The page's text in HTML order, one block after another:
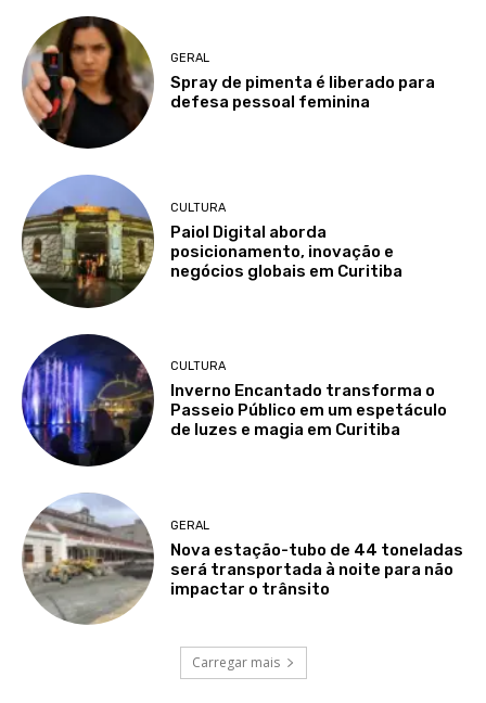
GERAL
Spray de pimenta é liberado para
defesa pessoal feminina
CULTURA
Paiol Digital aborda
posicionamento, inovação e
negócios globais em Curitiba
CULTURA
Inverno Encantado transforma o
Passeio Público em um espetáculo
de luzes e magia em Curitiba
GERAL
Nova estação-tubo de 44 toneladas
será transportada à noite para não
impactar o trânsito
Carregar mais